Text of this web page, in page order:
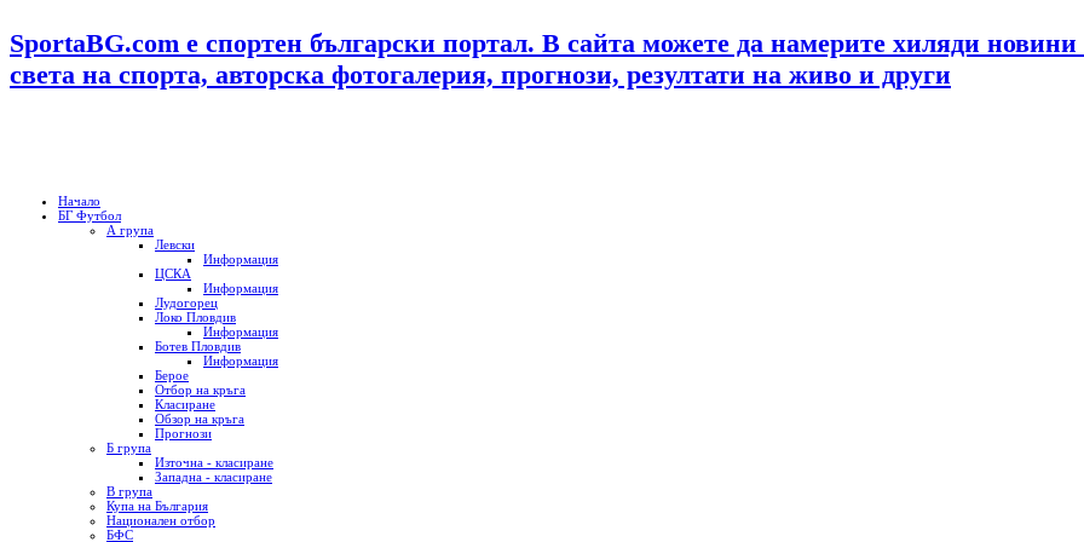
SportaBG.com е спортен български портал. В сайта можете да намерите хиляди новини
света на спорта, авторска фотогалерия, прогнози, резултати на живо и други
Начало
БГ Футбол
А група
Левски
Информация
ЦСКА
Информация
Лудогорец
Локо Пловдив
Информация
Ботев Пловдив
Информация
Берое
Отбор на кръга
Класиране
Обзор на кръга
Прогнози
Б група
Източна - класиране
Западна - класиране
В група
Купа на България
Национален отбор
БФС